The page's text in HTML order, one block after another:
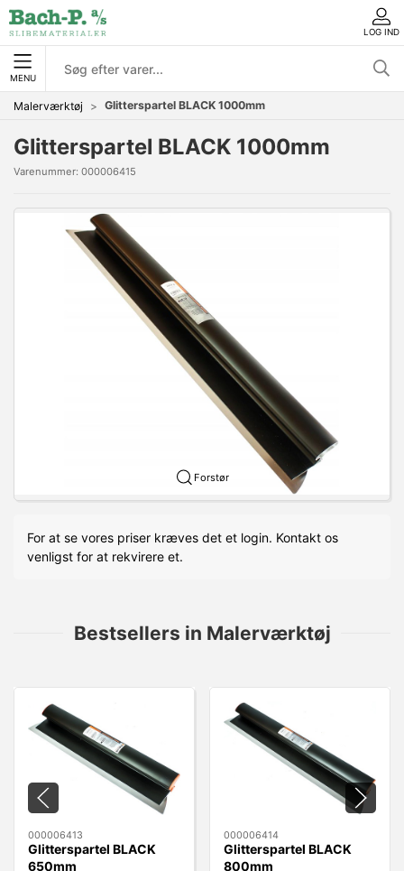
LOG IND
MENU
Malerværktøj Glitterspartel BLACK 1000mm
Glitterspartel BLACK 1000mm
Varenummer: 000006415
Forstør
For at se vores priser kræves det et login. Kontakt os
venligst for at rekvirere et.
Bestsellers in Malerværktøj
000006413
Glitterspartel BLACK
650mm
000006414
Glitterspartel BLACK
800mm